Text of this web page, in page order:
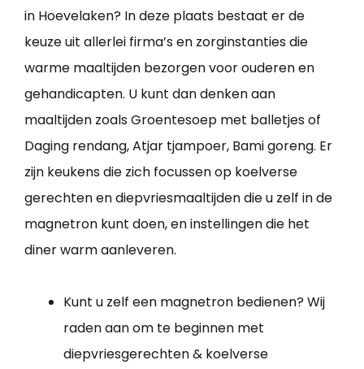
in Hoevelaken? In deze plaats bestaat er de
keuze uit allerlei firma’s en zorginstanties die
warme maaltijden bezorgen voor ouderen en
gehandicapten. U kunt dan denken aan
maaltijden zoals Groentesoep met balletjes of
Daging rendang, Atjar tjampoer, Bami goreng. Er
zijn keukens die zich focussen op koelverse
gerechten en diepvriesmaaltijden die u zelf in de
magnetron kunt doen, en instellingen die het
diner warm aanleveren.
Kunt u zelf een magnetron bedienen? Wij
raden aan om te beginnen met
diepvriesgerechten & koelverse